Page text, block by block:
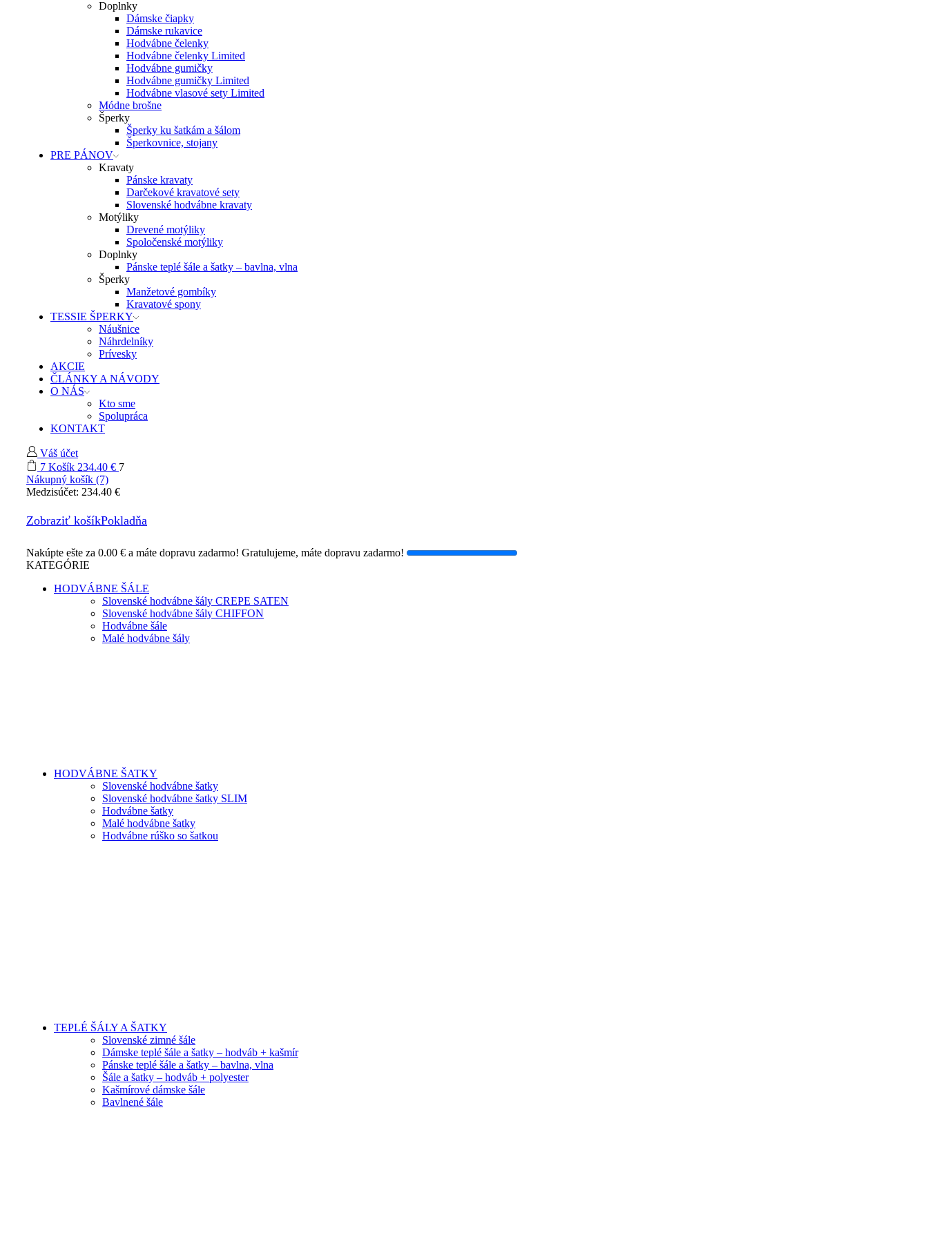
Doplnky
Dámske čiapky
Dámske rukavice
Hodvábne čelenky
Hodvábne čelenky Limited
Hodvábne gumičky
Hodvábne gumičky Limited
Hodvábne vlasové sety Limited
Módne brošne
Šperky
Šperky ku šatkám a šálom
Šperkovnice, stojany
PRE PÁNOV
Kravaty
Pánske kravaty
Darčekové kravatové sety
Slovenské hodvábne kravaty
Motýliky
Drevené motýliky
Spoločenské motýliky
Doplnky
Pánske teplé šále a šatky – bavlna, vlna
Šperky
Manžetové gombíky
Kravatové spony
TESSIE ŠPERKY
Náušnice
Náhrdelníky
Prívesky
AKCIE
ČLÁNKY A NÁVODY
O NÁS
Kto sme
Spolupráca
KONTAKT
Váš účet
7 Košík 234.40 € 7
Nákupný košík (7)
Medzisúčet: 234.40 €
Zobraziť košíkPokladňa
Nakúpte ešte za 0.00 € a máte dopravu zadarmo! Gratulujeme, máte dopravu zadarmo!
KATEGÓRIE
HODVÁBNE ŠÁLE
Slovenské hodvábne šály CREPE SATEN
Slovenské hodvábne šály CHIFFON
Hodvábne šále
Malé hodvábne šály
HODVÁBNE ŠATKY
Slovenské hodvábne šatky
Slovenské hodvábne šatky SLIM
Hodvábne šatky
Malé hodvábne šatky
Hodvábne rúško so šatkou
TEPLÉ ŠÁLY A ŠATKY
Slovenské zimné šále
Dámske teplé šále a šatky – hodváb + kašmír
Pánske teplé šále a šatky – bavlna, vlna
Šále a šatky – hodváb + polyester
Kašmírové dámske šále
Bavlnené šále